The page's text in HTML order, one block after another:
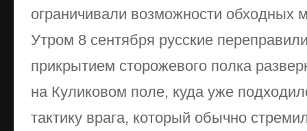
ограничивали возможности
Утром 8 сентября русские
прикрытием сторожевого полка
на Куликовом поле, куда уже
тактику врага, который обычно